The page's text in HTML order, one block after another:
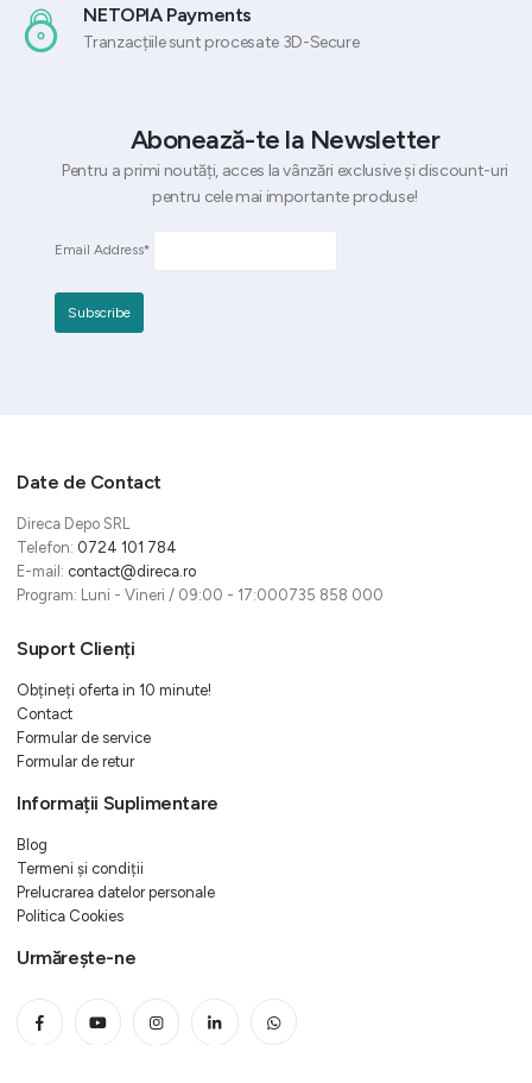
NETOPIA Payments
Tranzacțiile sunt procesate 3D-Secure
Abonează-te la Newsletter
Pentru a primi noutăți, acces la vânzări exclusive și discount-uri
pentru cele mai importante produse!
Email Address*
Date de Contact
Direca Depo SRL
Telefon: 0724 101 784
E-mail: contact@direca.ro
Program: Luni - Vineri / 09:00 - 17:000735 858 000
Suport Clienți
Obțineți oferta in 10 minute!
Contact
Formular de service
Formular de retur
Informații Suplimentare
Blog
Termeni și condiții
Prelucrarea datelor personale
Politica Cookies
Urmărește-ne